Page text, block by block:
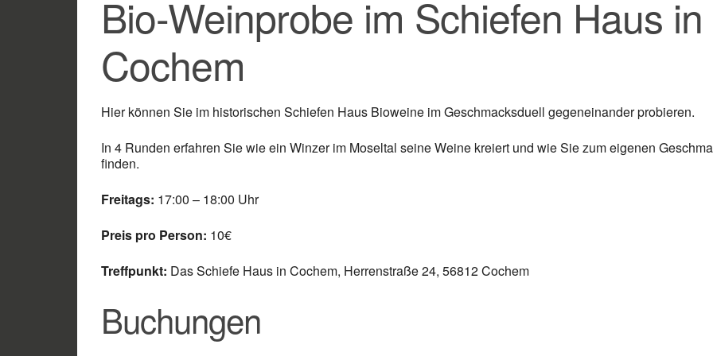
Bio-Weinprobe im Schiefen Haus in
Cochem
Hier können Sie im historischen Schiefen Haus Bioweine im Geschmacksduell gegeneinander probieren.
In 4 Runden erfahren Sie wie ein Winzer im Moseltal seine Weine kreiert und wie Sie zum eigenen
finden.
Freitags: 17:00 – 18:00 Uhr
Preis pro Person: 10€
Treffpunkt: Das Schiefe Haus in Cochem, Herrenstraße 24, 56812 Cochem
Buchungen